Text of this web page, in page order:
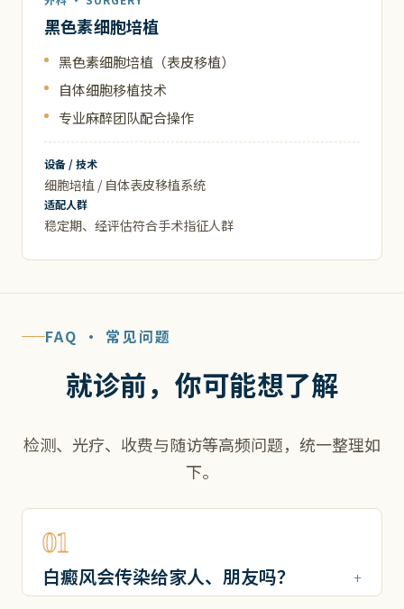
黑色素细胞培植
黑色素细胞培植（表皮移植）
自体细胞移植技术
专业麻醉团队配合操作
设备 / 技术
细胞培植 / 自体表皮移植系统
适配人群
稳定期、经评估符合手术指征人群
FAQ · 常见问题
就诊前，你可能想了解
检测、光疗、收费与随访等高频问题，统一整理如
下。
01
白癜风会传染给家人、朋友吗？